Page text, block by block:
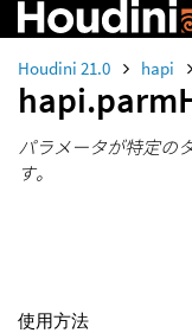
Houdini 21.0 hapi
パラメータが特定の
す。
使用方法